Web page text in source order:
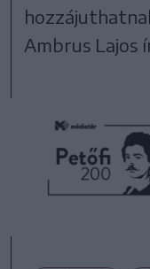
Ambrus Lajos